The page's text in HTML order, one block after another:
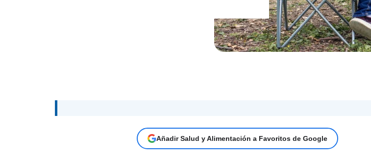
Añadir Salud y Alimentación a Favoritos de Google